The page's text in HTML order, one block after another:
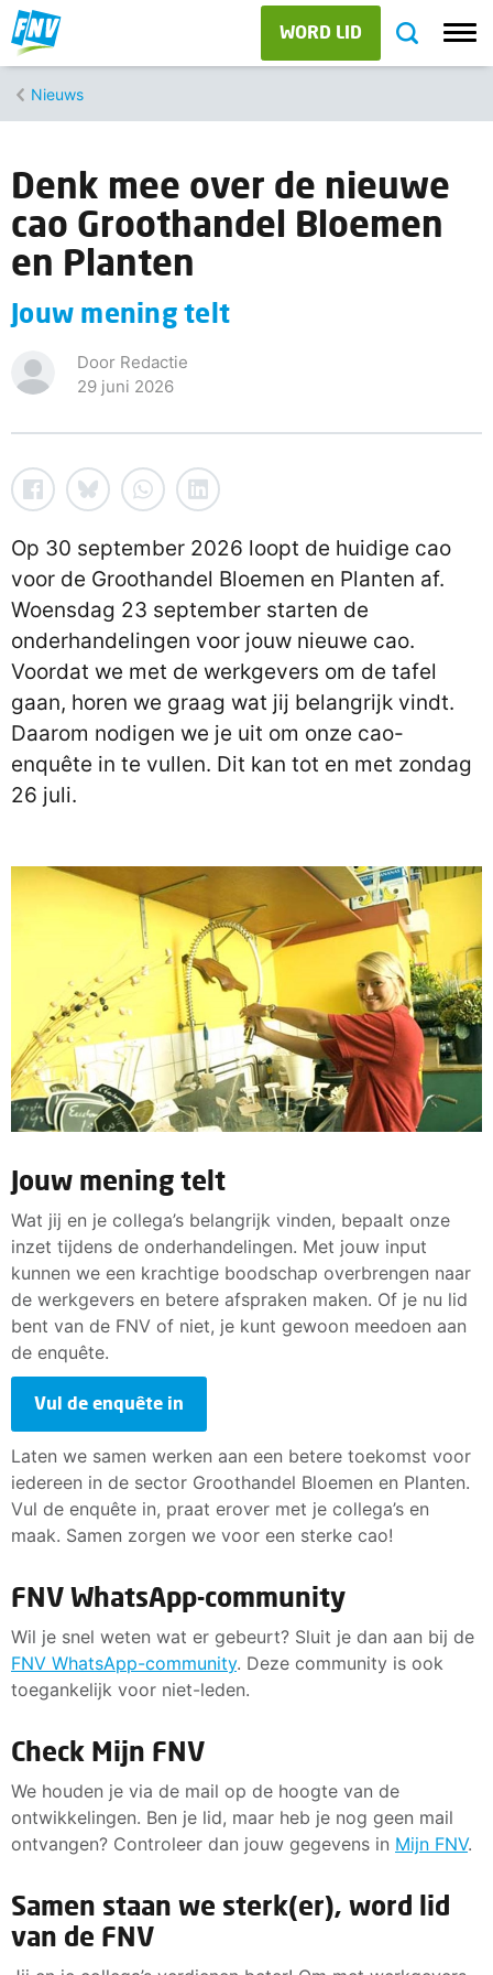
WORD LID
Nieuws
Denk mee over de nieuwe
cao Groothandel Bloemen
en Planten
Jouw mening telt
Door Redactie
29 juni 2026
Op 30 september 2026 loopt de huidige cao
voor de Groothandel Bloemen en Planten af.
Woensdag 23 september starten de
onderhandelingen voor jouw nieuwe cao.
Voordat we met de werkgevers om de tafel
gaan, horen we graag wat jij belangrijk vindt.
Daarom nodigen we je uit om onze cao-
enquête in te vullen. Dit kan tot en met zondag
26 juli.
Jouw mening telt
Wat jij en je collega’s belangrijk vinden, bepaalt onze
inzet tijdens de onderhandelingen. Met jouw input
kunnen we een krachtige boodschap overbrengen naar
de werkgevers en betere afspraken maken. Of je nu lid
bent van de FNV of niet, je kunt gewoon meedoen aan
de enquête.
Vul de enquête in
Laten we samen werken aan een betere toekomst voor
iedereen in de sector Groothandel Bloemen en Planten.
Vul de enquête in, praat erover met je collega’s en
maak. Samen zorgen we voor een sterke cao!
FNV WhatsApp-community
Wil je snel weten wat er gebeurt? Sluit je dan aan bij de
FNV WhatsApp-community. Deze community is ook
toegankelijk voor niet-leden.
Check Mijn FNV
We houden je via de mail op de hoogte van de
ontwikkelingen. Ben je lid, maar heb je nog geen mail
ontvangen? Controleer dan jouw gegevens in Mijn FNV.
Samen staan we sterk(er), word lid
van de FNV